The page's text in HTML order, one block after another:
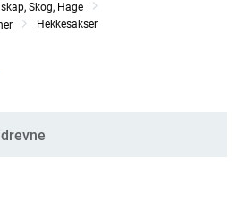
Skog, Hage
Hekkesakser